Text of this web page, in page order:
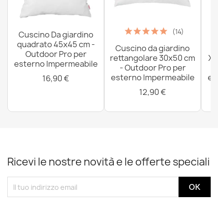
Cuscino Da giardino
quadrato 45x45 cm -
Outdoor Pro per
esterno Impermeabile
16,90 €
(14)
Cuscino da giardino
rettangolare 30x50 cm
- Outdoor Pro per
esterno Impermeabile
12,90 €
Ricevi le nostre novità e le offerte speciali